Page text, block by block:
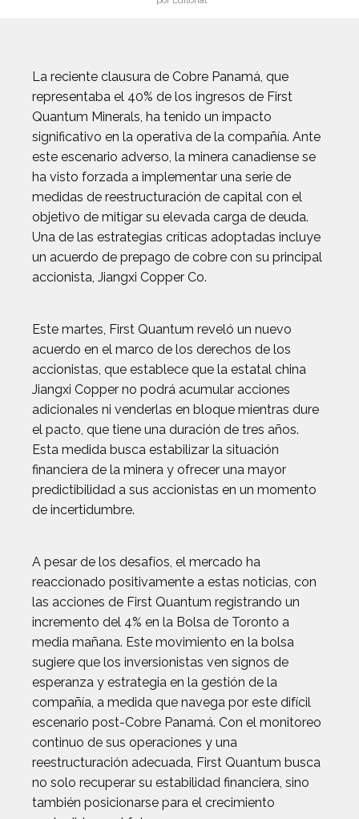
La reciente clausura de Cobre Panamá, que
representaba el 40% de los ingresos de First
Quantum Minerals, ha tenido un impacto
significativo en la operativa de la compañía. Ante
este escenario adverso, la minera canadiense se
ha visto forzada a implementar una serie de
medidas de reestructuración de capital con el
objetivo de mitigar su elevada carga de deuda.
Una de las estrategias críticas adoptadas incluye
un acuerdo de prepago de cobre con su principal
accionista, Jiangxi Copper Co.
Este martes, First Quantum reveló un nuevo
acuerdo en el marco de los derechos de los
accionistas, que establece que la estatal china
Jiangxi Copper no podrá acumular acciones
adicionales ni venderlas en bloque mientras dure
el pacto, que tiene una duración de tres años.
Esta medida busca estabilizar la situación
financiera de la minera y ofrecer una mayor
predictibilidad a sus accionistas en un momento
de incertidumbre.
A pesar de los desafíos, el mercado ha
reaccionado positivamente a estas noticias, con
las acciones de First Quantum registrando un
incremento del 4% en la Bolsa de Toronto a
media mañana. Este movimiento en la bolsa
sugiere que los inversionistas ven signos de
esperanza y estrategia en la gestión de la
compañía, a medida que navega por este difícil
escenario post-Cobre Panamá. Con el monitoreo
continuo de sus operaciones y una
reestructuración adecuada, First Quantum busca
no solo recuperar su estabilidad financiera, sino
también posicionarse para el crecimiento